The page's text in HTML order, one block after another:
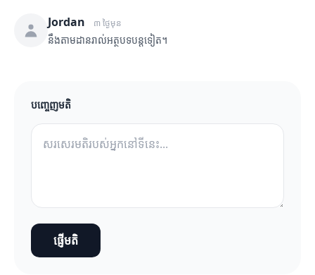
Jordan ៣ ថ្ងៃមុន
នឹងតាមដានរាល់អត្ថបទបន្តទៀត។
បញ្ចេញមតិ
ផ្ញើមតិ